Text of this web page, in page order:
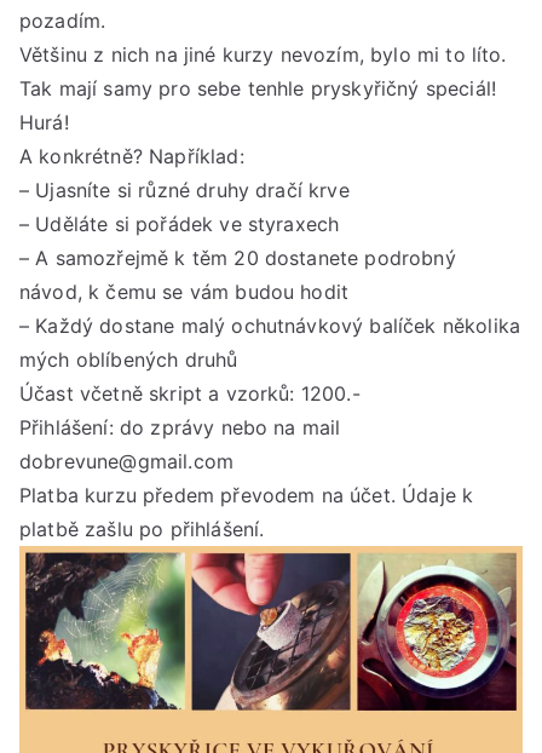
pozadím.
Většinu z nich na jiné kurzy nevozím, bylo mi to líto.
Tak mají samy pro sebe tenhle pryskyřičný speciál!
Hurá!
A konkrétně? Například:
– Ujasníte si různé druhy dračí krve
– Uděláte si pořádek ve styraxech
– A samozřejmě k těm 20 dostanete podrobný
návod, k čemu se vám budou hodit
– Každý dostane malý ochutnávkový balíček několika
mých oblíbených druhů
Účast včetně skript a vzorků: 1200.-
Přihlášení: do zprávy nebo na mail
dobrevune@gmail.com
Platba kurzu předem převodem na účet. Údaje k
platbě zašlu po přihlášení.